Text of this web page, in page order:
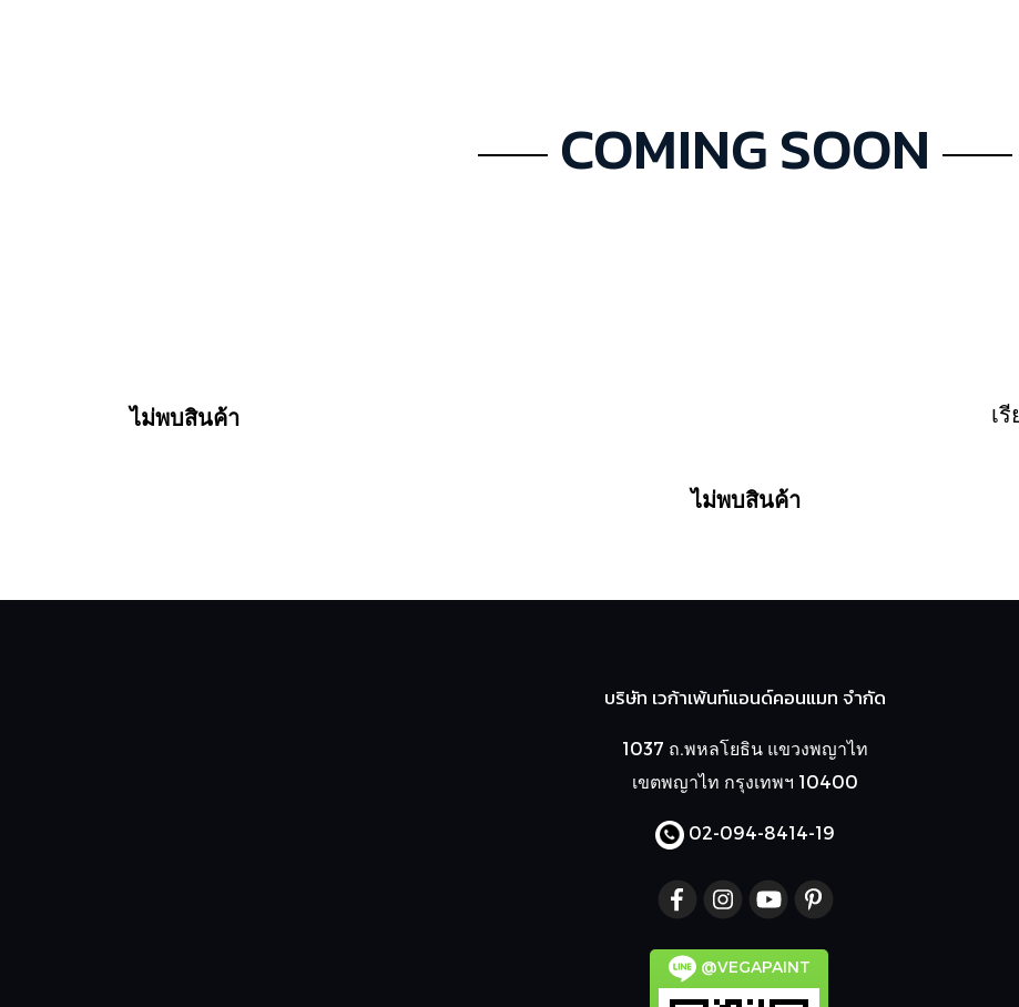
COMING SOON
ไม่พบสินค้า เ
ไม่พบสินค้า
บริษัท เวก้าเพ้นท์แอนด์คอนแมท จำกัด
1037 ถ.พหลโยธิน แขวงพญาไท
เขตพญาไท กรุงเทพฯ 10400
02-094-8414-19
@VEGAPAINT